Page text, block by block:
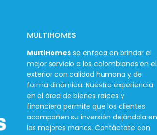
MULTIHOMES
MultiHomesse enfoca en brindar el
mejor servicio a los colombianos en el
exterior con calidad humana y de
forma dinámica. Nuestra experiencia
en el área de bienes raíces y
financiera permite que los clientes
acompañen su inversión dejándola en
las mejores manos. Contáctate con